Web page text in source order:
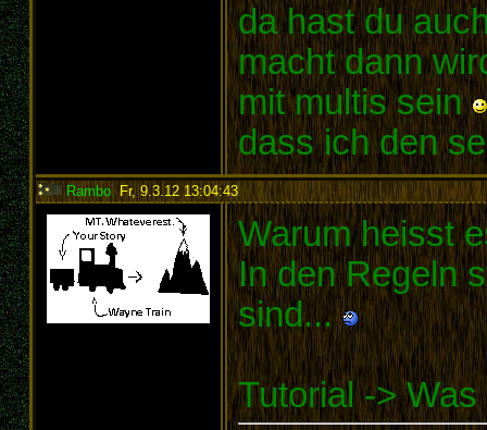
da hast du
macht dann
mit multis sein
dass ich den
Rambo,Fr, 9.3.12 13:04:43:
Warum heisst
In den Regeln
sind...
Tutorial ->